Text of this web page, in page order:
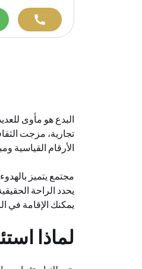
البدع هو مأوى
تجارية، مزجت
الأرقام القياسية
مجتمع يتميز
يحدد الراحة
يمكنك الإقامة في
لماذا